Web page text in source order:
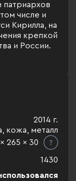
патриархов
числе и
Кирилла, на
крепкой
и России.
2014 г.
кожа, металл
265 x 30
1430